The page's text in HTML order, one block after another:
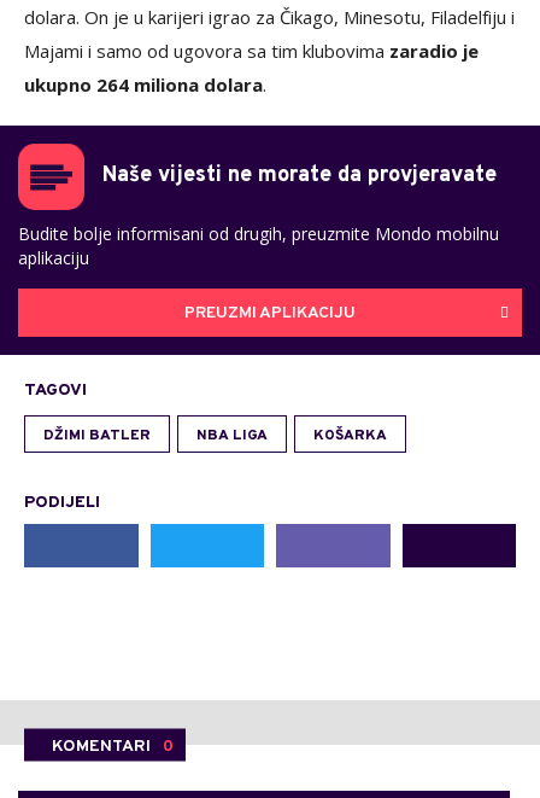
dolara. On je u karijeri igrao za Čikago, Minesotu, Filadelfiju i
Majami i samo od ugovora sa tim klubovima zaradio je
ukupno 264 miliona dolara.
Naše vijesti ne morate da provjeravate
Budite bolje informisani od drugih, preuzmite Mondo mobilnu
aplikaciju
PREUZMI APLIKACIJU
TAGOVI
DŽIMI BATLER NBA LIGA KOŠARKA
PODIJELI
KOMENTARI 0